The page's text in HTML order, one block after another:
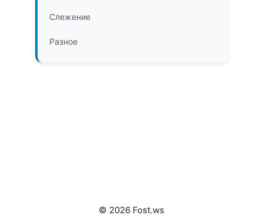
Слежение
Разное
© 2026 Fost.ws